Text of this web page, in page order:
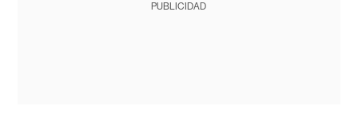
PUBLICIDAD